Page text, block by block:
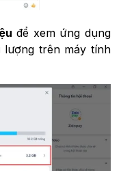
để xem ứng dụng
lượng trên máy tính